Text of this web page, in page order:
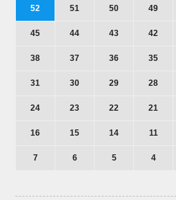
52 51 50 49
45 44 43 42
38 37 36 35
31 30 29 28
24 23 22 21
16 15 14 11
7 6 5 4